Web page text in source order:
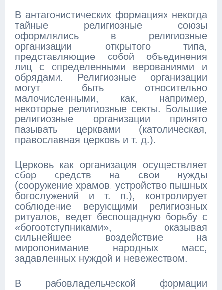
В антагонистических формациях некогда
тайные религиозные союзы
оформлялись в религиозные
организации открытого типа,
представляющие собой объединения
лиц с определенными верованиями и
обрядами. Религиозные организации
могут быть относительно
малочисленными, как, например,
некоторые религиозные секты. Большие
религиозные организации принято
пазывать церквами (католическая,
православная церковь и т. д.).
Церковь как организация осуществляет
сбор средств на свои нужды
(сооружение храмов, устройство пышных
богослужений и т. п.), контролирует
соблюдение верующими религиозных
ритуалов, ведет беспощадную борьбу с
«богоотступниками», оказывая
сильнейшее воздействие на
миропонимание народных масс,
задавленных нуждой и невежеством.
В рабовладельческой формации